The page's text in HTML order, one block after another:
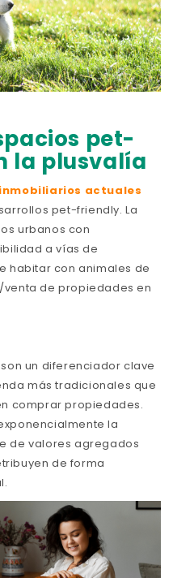
pet-
la plusvalía
actuales
pet-friendly. La
urbanos con
a vías de
habitar con animales de
de propiedades en
son un diferenciador clave
más tradicionales que
comprar propiedades.
la
de valores agregados
de forma